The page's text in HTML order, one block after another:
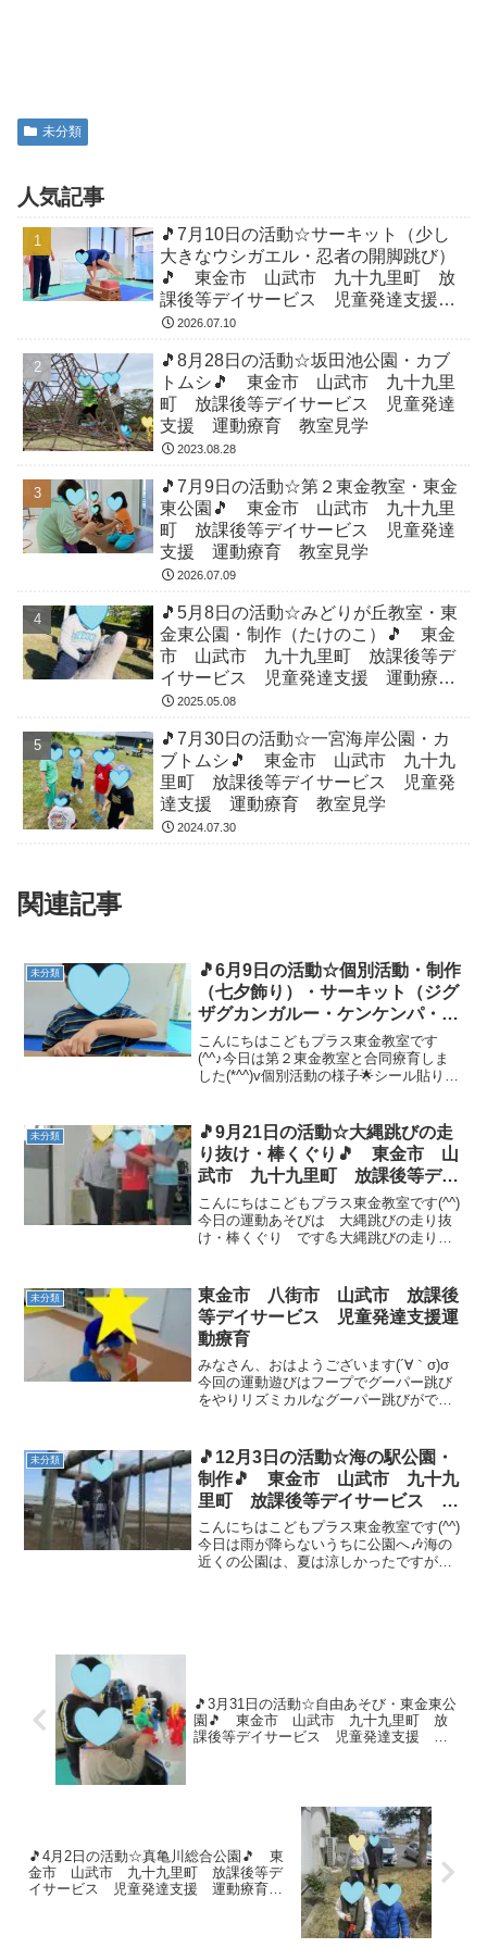
未分類
人気記事
🎵7月10日の活動☆サーキット（少し
大きなウシガエル・忍者の開脚跳び）
🎵 東金市 山武市 九十九里町 放
課後等デイサービス 児童発達支援
運動療育 教室見学
2026.07.10
🎵8月28日の活動☆坂田池公園・カブ
トムシ🎵 東金市 山武市 九十九里
町 放課後等デイサービス 児童発達
支援 運動療育 教室見学
2023.08.28
🎵7月9日の活動☆第２東金教室・東金
東公園🎵 東金市 山武市 九十九里
町 放課後等デイサービス 児童発達
支援 運動療育 教室見学
2026.07.09
🎵5月8日の活動☆みどりが丘教室・東
金東公園・制作（たけのこ）🎵 東金
市 山武市 九十九里町 放課後等デ
イサービス 児童発達支援 運動療
育 教室見学
2025.05.08
🎵7月30日の活動☆一宮海岸公園・カ
ブトムシ🎵 東金市 山武市 九十九
里町 放課後等デイサービス 児童発
達支援 運動療育 教室見学
2024.07.30
関連記事
未分類
🎵6月9日の活動☆個別活動・制作
（七夕飾り）・サーキット（ジグ
ザグカンガルー・ケンケンパ・カ
ップタッチカンガルー・高いカン
ガルージャンプ）🎵 東金市 山
武市 九十九里町 放課後等デイ
育 教室見学
こんにちはこどもプラス東金教室です
(^^♪今日は第２東金教室と合同療育しま
した(*^^)v個別活動の様子🌟シール貼り
作の様子🌟七夕飾りを作りました🎋上手
に糊で貼ること...
未分類
🎵9月21日の活動☆大縄跳びの走
り抜け・棒くぐり🎵 東金市 山
武市 九十九里町 放課後等デイ
サービス 児童発達支援 運動療
育 教室見学
こんにちはこどもプラス東金教室です(^^)
今日の運動あそびは 大縄跳びの走り抜
け・棒くぐり です💪大縄跳びの走り抜
も挑戦する様子が見られました！縄に引
っ掛かってし...
未分類
東金市 八街市 山武市 放課後
等デイサービス 児童発達支援運
動療育
みなさん、おはようございます(´∀｀σ)σ
今回の運動遊びはフープでグーパー跳び
をやりリズミカルなグーパー跳びができ
o(*^▽^*)o~♪
未分類
🎵12月3日の活動☆海の駅公園・
制作🎵 東金市 山武市 九十九
里町 放課後等デイサービス 児
童発達支援 運動療育 教室見学
こんにちはこどもプラス東金教室です(^^)
今日は雨が降らないうちに公園へ🎶海の
近くの公園は、夏は涼しかったですが、
🎵3月31日の活動☆自由あそび・東金東公
園🎵 東金市 山武市 九十九里町 放
課後等デイサービス 児童発達支援 運
🎵4月2日の活動☆真亀川総合公園🎵 東
金市 山武市 九十九里町 放課後等デ
イサービス 児童発達支援 運動療育